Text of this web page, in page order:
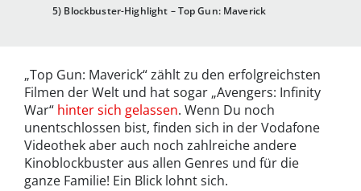
5) Blockbuster-Highlight – Top Gun: Maverick
„Top Gun: Maverick“ zählt zu den erfolgreichsten
Filmen der Welt und hat sogar „Avengers: Infinity
War“ hinter sich gelassen. Wenn Du noch
unentschlossen bist, finden sich in der Vodafone
Videothek aber auch noch zahlreiche andere
Kinoblockbuster aus allen Genres und für die
ganze Familie! Ein Blick lohnt sich.